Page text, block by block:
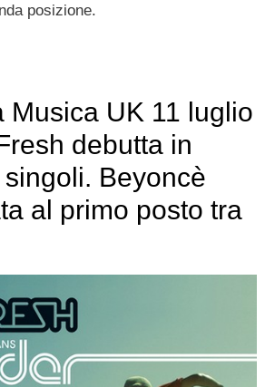
posizione.
Musica UK 11 luglio
debutta in
Beyoncè
al primo posto tra